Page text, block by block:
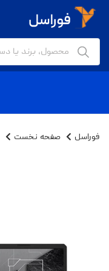
فوراسل صفحه نخست